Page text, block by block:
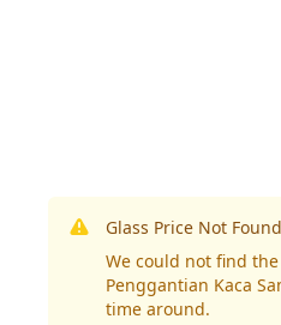
Glass Price Not Found
We could not find
Penggantian Kaca
time around.